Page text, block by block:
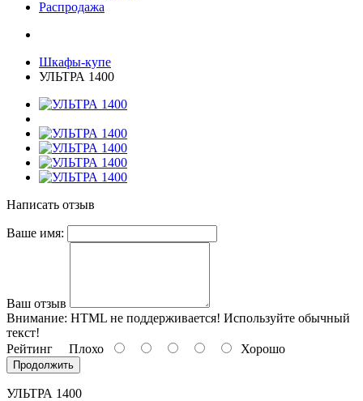
Распродажа
Шкафы-купе
УЛЬТРА 1400
Написать отзыв
Ваше имя:
Ваш отзыв
Внимание: HTML не поддерживается! Используйте обычный
текст!
Рейтинг Плохо Хорошо
Продолжить
УЛЬТРА 1400